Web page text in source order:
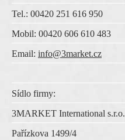
Tel.: 00420 251 616 950
Mobil: 00420 606 610 483
Email: info@3market.cz
Sídlo firmy:
3MARKET International s.r.o.
Pařízkova 1499/4